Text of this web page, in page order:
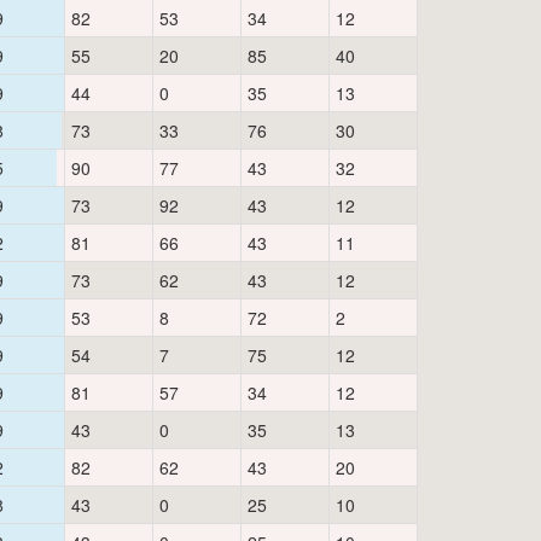
82 53 34
12
55 20 85
40
44 0 35
13
73 33 76
30
90 77 43
32
73 92 43
12
81 66 43
11
73 62 43
12
53 8 72
2
54 7 75
12
81 57 34
12
43 0 35
13
82 62 43
20
43 0 25
10